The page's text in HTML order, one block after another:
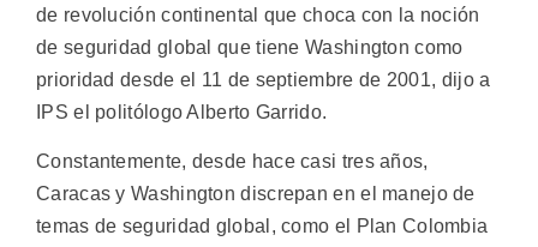
de revolución continental que choca con la noción
de seguridad global que tiene Washington como
prioridad desde el 11 de septiembre de 2001, dijo a
IPS el politólogo Alberto Garrido.
Constantemente, desde hace casi tres años,
Caracas y Washington discrepan en el manejo de
temas de seguridad global, como el Plan Colombia